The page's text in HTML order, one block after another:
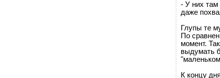
- У них там
даже
Глупы те
По
момент.
выдумать
К концу